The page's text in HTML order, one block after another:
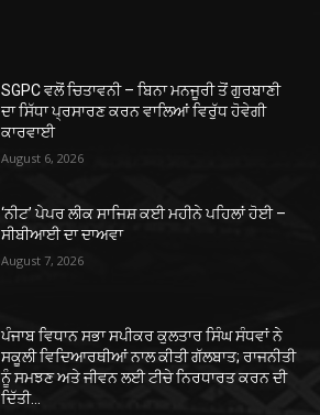
SGPC ਵਲੋਂ ਚਿਤਾਵਨੀ – ਬਿਨਾ ਮਨਜੂਰੀ ਤੋਂ ਗੁਰਬਾਣੀ
ਦਾ ਸਿੱਧਾ ਪ੍ਰਸਾਰਣ ਕਰਨ ਵਾਲਿਆਂ ਵਿਰੁੱਧ ਹੋਵੇਗੀ
ਕਾਰਵਾਈ
August 6, 2026
‘ਨੀਟ’ ਪੇਪਰ ਲੀਕ ਸਾਜਿਸ਼ ਕਈ ਮਹੀਨੇ ਪਹਿਲਾਂ ਹੋਈ –
ਸੀਬੀਆਈ ਦਾ ਦਾਅਵਾ
August 7, 2026
ਪੰਜਾਬ ਵਿਧਾਨ ਸਭਾ ਸਪੀਕਰ ਕੁਲਤਾਰ ਸਿੰਘ ਸੰਧਵਾਂ ਨੇ
ਸਕੂਲੀ ਵਿਦਿਆਰਥੀਆਂ ਨਾਲ ਕੀਤੀ ਗੱਲਬਾਤ; ਰਾਜਨੀਤੀ
ਨੂੰ ਸਮਝਣ ਅਤੇ ਜੀਵਨ ਲਈ ਟੀਚੇ ਨਿਰਧਾਰਤ ਕਰਨ ਦੀ
ਦਿੱਤੀ...